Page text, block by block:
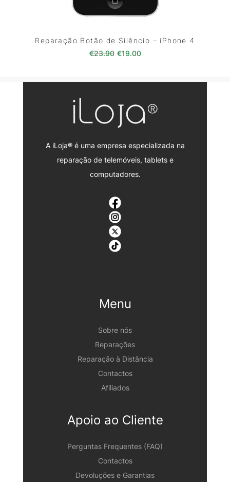
Reparação Botão de Silêncio – iPhone 4
€23.90 O preço original era: €23.90.
€19.00O preço atual é:
A iLoja® é uma empresa especializada na
reparação de telemóveis, tablets e
computadores.
Menu
Sobre nós
Reparações
Reparação à Distância
Contactos
Afiliados
Apoio ao Cliente
Perguntas Frequentes (FAQ)
Contactos
Devoluções e Garantias